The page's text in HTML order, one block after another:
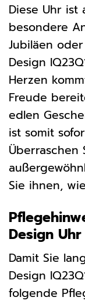
Diese Uhr ist
besondere
Jubiläen
Design
Herzen
Freude
edlen
ist somit
Überraschen
Sie ihnen,
Design Uhr
Damit Sie
Design
folgende